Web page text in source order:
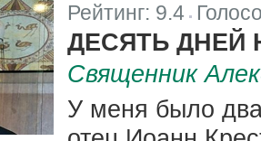
Рейтинг: 9.4
ДЕСЯТЬ ДНЕЙ
Священник
У меня было